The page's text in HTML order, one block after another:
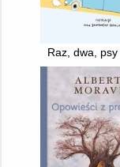
Raz, dwa,